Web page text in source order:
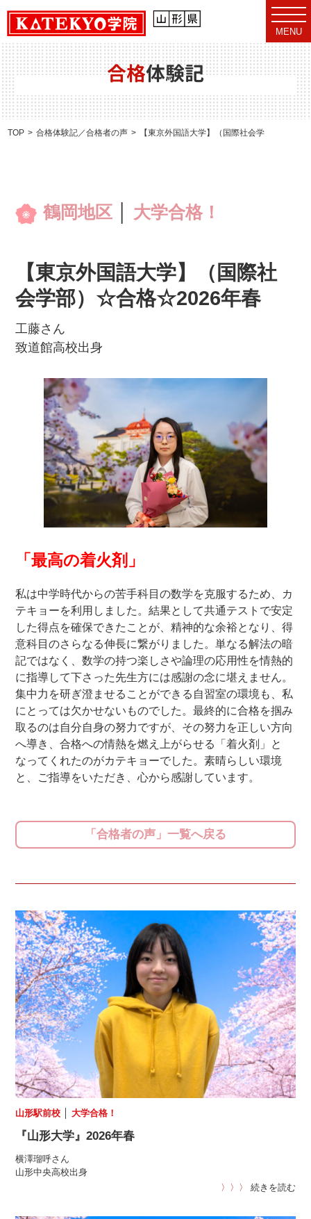
t
o
g
g
l
e
n
v
i
g
MENU
合格体験記
TOP 合格体験記／合格者の声 【東京外国語大学】（国際社会学部）☆合
鶴岡地区 大学合格！
【東京外国語大学】（国際社
会学部）☆合格☆2026年春
工藤さん
致道館高校出身
「最高の着火剤」
私は中学時代からの苦手科目の数学を克服するため、カ
テキョーを利用しました。結果として共通テストで安定
した得点を確保できたことが、精神的な余裕となり、得
意科目のさらなる伸長に繋がりました。単なる解法の暗
記ではなく、数学の持つ楽しさや論理の応用性を情熱的
に指導して下さった先生方には感謝の念に堪えません。
集中力を研ぎ澄ませることができる自習室の環境も、私
にとっては欠かせないものでした。最終的に合格を掴み
取るのは自分自身の努力ですが、その努力を正しい方向
へ導き、合格への情熱を燃え上がらせる「着火剤」と
なってくれたのがカテキョーでした。素晴らしい環境
と、ご指導をいただき、心から感謝しています。
「合格者の声」一覧へ戻る
山形駅前校 │大学合格！
『山形大学』2026年春
横澤瑠呼さん
山形中央高校出身
〉〉〉
続きを読む